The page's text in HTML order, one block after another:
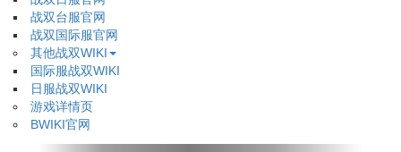
战双台服官网
战双国际服官网
其他战双WIKI
国际服战双WIKI
日服战双WIKI
游戏详情页
BWIKI官网